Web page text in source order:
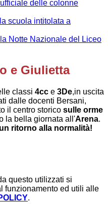
delle colonne
scuola intitolata a
Notte Nazionale del Liceo
e Giulietta
classi 4cc e 3De,in uscita
dalle docenti Bersani,
il centro storico sulle orme
la bella giornata all'Arena.
ritorno alla normalità!
questo utilizzati si
funzionamento ed utili alle
.